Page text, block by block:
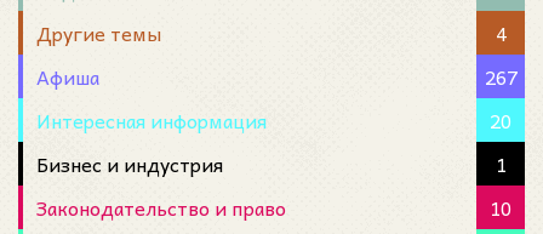
Другие темы
4
Афиша
267
Интересная информация
20
Бизнес и индустрия
1
Законодательство и право
10